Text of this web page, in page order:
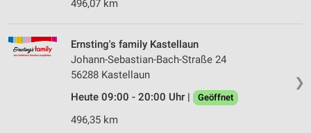
496,07 km
❯
Ernsting's family Kastellaun
Johann-Sebastian-Bach-Straße 24
56288 Kastellaun
Heute 09:00 - 20:00 Uhr |
Geöffnet
496,35 km